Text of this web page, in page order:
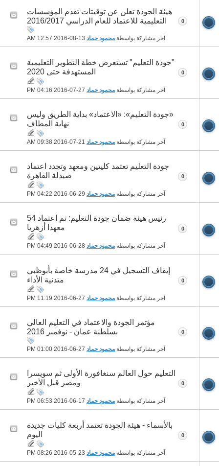
هيئة الجودة تعلن عن توقيتات تقدم المؤسسات
التعليمية للاعتماد للعام الدراسي 2016/2017
آخر مشاركة بواسطة محمود حماد 12:57 AM
0
"جودة التعليم" تستعرض خطة التطوير التعليمية
المستهدفة حتى 2020
آخر مشاركة بواسطة محمود حماد 04:16 PM
0
«جودة التعليم»: «الاعتماد» بداية الطريق وليس
نهاية المطاف
آخر مشاركة بواسطة محمود حماد 09:38 AM
0
جودة التعليم تعتمد كليتين ومعهد وتجدد اعتماد
صيدلة القاهرة
آخر مشاركة بواسطة محمود حماد 04:22 PM
0
رئيس هيئة ضمان جودة التعليم: تم اعتماد 54
معهدا أزهريا
آخر مشاركة بواسطة محمود حماد 04:49 PM
0
إيقاف التسجيل في 24 مدرسة خاصة بأبوظبي
متدنية الأداء
آخر مشاركة بواسطة محمود حماد 11:19 PM
0
مؤتمر الجودة والاعتماد في التعليم العالي
بسلطنة عمان - نوفمبر 2016
آخر مشاركة بواسطة محمود حماد 01:00 PM
0
التعليم حول العالم سنغافورة الأولى ثم سويسرا
ومصر قبل الأخير
آخر مشاركة بواسطة محمود حماد 06:53 PM
0
بالأسماء - هيئة الجودة تعتمد أربعة كليات جديدة
اليوم
آخر مشاركة بواسطة محمود حماد 08:26 PM
0